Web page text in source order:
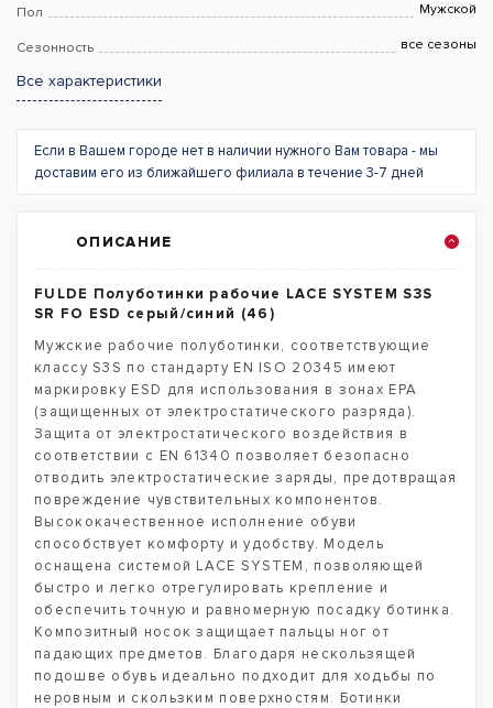
Пол Мужской
Сезонность все сезоны
Все характеристики
Если в Вашем городе нет в наличии нужного Вам товара - мы
доставим его из ближайшего филиала в течение 3-7 дней
ОПИСАНИЕ
FULDE Полуботинки рабочие LACE SYSTEM S3S
SR FO ESD серый/синий (46)
Мужские рабочие полуботинки, соответствующие
классу S3S по стандарту EN ISO 20345 имеют
маркировку ESD для использования в зонах EPA
(защищенных от электростатического разряда).
Защита от электростатического воздействия в
соответствии с EN 61340 позволяет безопасно
отводить электростатические заряды, предотвращая
повреждение чувствительных компонентов.
Высококачественное исполнение обуви
способствует комфорту и удобству. Модель
оснащена системой LACE SYSTEM, позволяющей
быстро и легко отрегулировать крепление и
обеспечить точную и равномерную посадку ботинка.
Композитный носок защищает пальцы ног от
падающих предметов. Благодаря нескользящей
подошве обувь идеально подходит для ходьбы по
неровным и скользким поверхностям. Ботинки